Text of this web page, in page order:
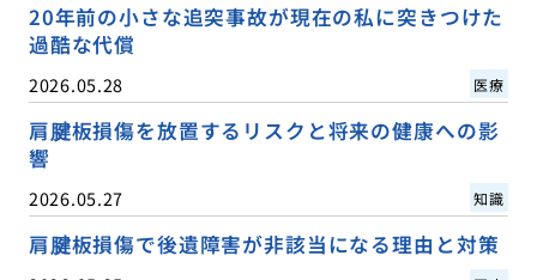
20年前の小さな追突事故が現在の私に突きつけた
過酷な代償
2026.05.28 医療
肩腱板損傷を放置するリスクと将来の健康への影
響
2026.05.27 知識
肩腱板損傷で後遺障害が非該当になる理由と対策